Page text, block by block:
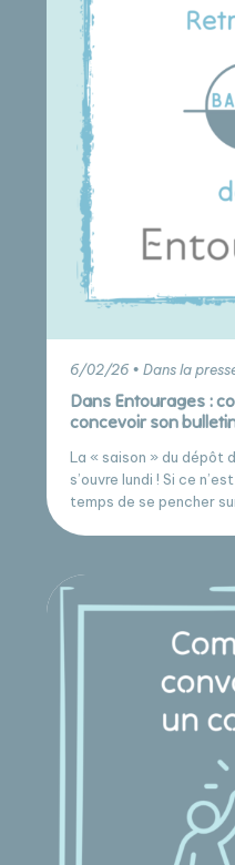
6/02/26 • Dans la
Dans Entourages :
concevoir son
La « saison » du dépôt
s’ouvre lundi ! Si ce
temps de se pencher